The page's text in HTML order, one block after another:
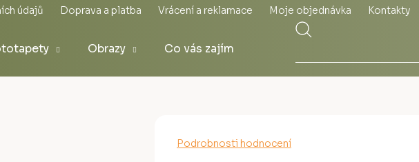
údajů Doprava a platba Vrácení a reklamace Moje objednávka Kontakty
Obrazy Co vás zajímá
Hledat
Průměrné
Podrobnosti hodnocení